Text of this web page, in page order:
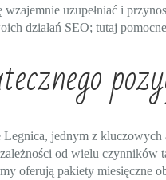
uzupełniać i
działań SEO; tutaj
jednym z kluczowych
od wielu czynników
oferują pakiety miesięczne